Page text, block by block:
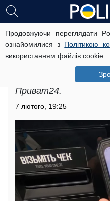
Продовжуючи переглядати
ознайомилися з Політикою
використанням файлів cookie.
Ваш живий
користуватися
Ваш живий Інтернет-
розповіли, як
Приват24.
7 лютого, 19:25